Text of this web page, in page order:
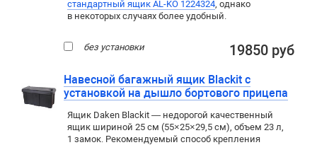
стандартный ящик AL-KO 1224324, однако
в некоторых случаях более удобный.
без установки 19850 руб
Навесной багажный ящик Blackit с
установкой на дышло бортового прицепа
Ящик Daken Blackit — недорогой качественный
ящик шириной 25 см (55×25×29,5 см), объем 23 л,
1 замок. Рекомендуемый способ крепления